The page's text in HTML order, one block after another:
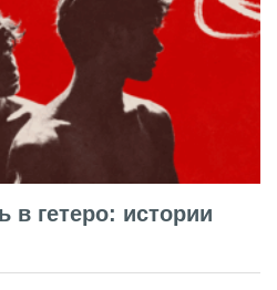
гетеро: истории